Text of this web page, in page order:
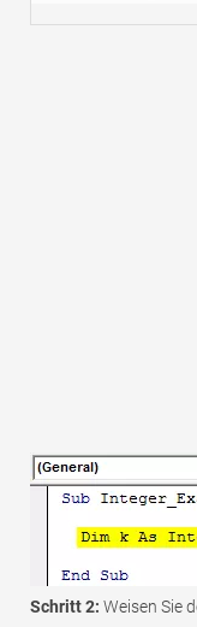
Schritt 2: Weisen Sie